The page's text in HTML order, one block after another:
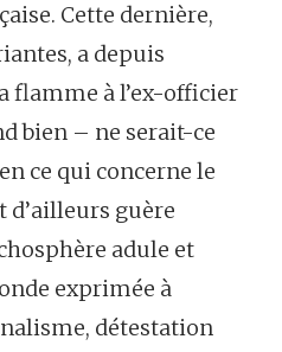
Cette dernière,
a depuis
flamme à l’ex-officier
bien – ne serait-ce
ce qui concerne le
d’ailleurs guère
adule et
exprimée à
détestation